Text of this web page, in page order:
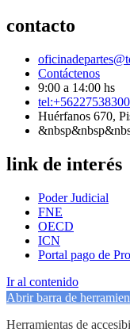
contacto
Contáctenos
9:00 a 14:00 hs
tel:+56227538300
Huérfanos 670,
link de interés
Poder Judicial
FNE
OECD
ICN
Portal pago de
Ir al contenido
Abrir barra de
Herramientas de